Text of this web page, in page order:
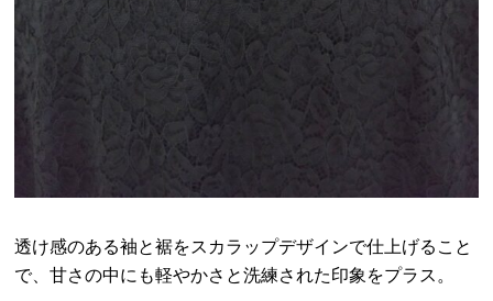
透け感のある袖と裾をスカラップデザインで仕上げること
で、甘さの中にも軽やかさと洗練された印象をプラス。